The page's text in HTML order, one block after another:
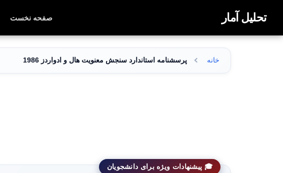
تحلیل آمار صفحه نخست
خانه پرسشنامه استاندارد سنجش معنویت هال و ادواردز 1986
🎓 پیشنهادات ویژه برای دانشجویان